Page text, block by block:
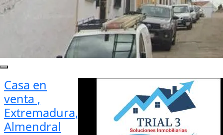
Casa en
venta ,
Extremadura,
Almendral